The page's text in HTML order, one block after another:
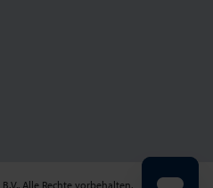
Alle Rechte vorbehalten.